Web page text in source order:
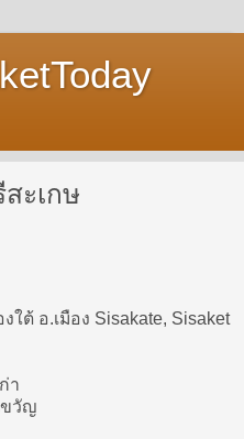
ะเกษ
ต้ อ.เมือง Sisakate, Sisaket
า
ขวัญ